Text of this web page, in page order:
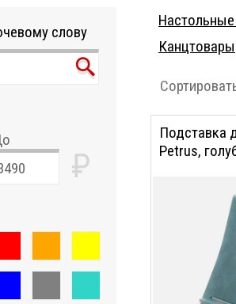
слову
₽
Канцтовары
Подставка
Petrus,